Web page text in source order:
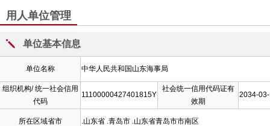
用人单位管理
单位基本信息
单位名称 中华人民共和国山东海事局
组织机构/ 统一社会信用
代码
11100000427401815Y
社会统一信用代码证有
效期
2034-
所在区域省市 .山东省 .青岛市 .山东省青岛市市南区